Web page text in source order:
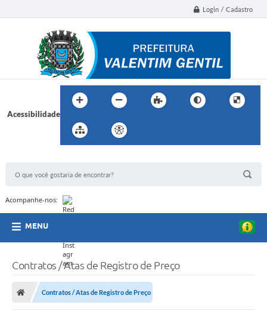
Login / Cadastro
Acessibilidade
Acompanhe-nos:
MENU
Contratos / Atas de Registro de Preço
Contratos / Atas de Registro de Preço